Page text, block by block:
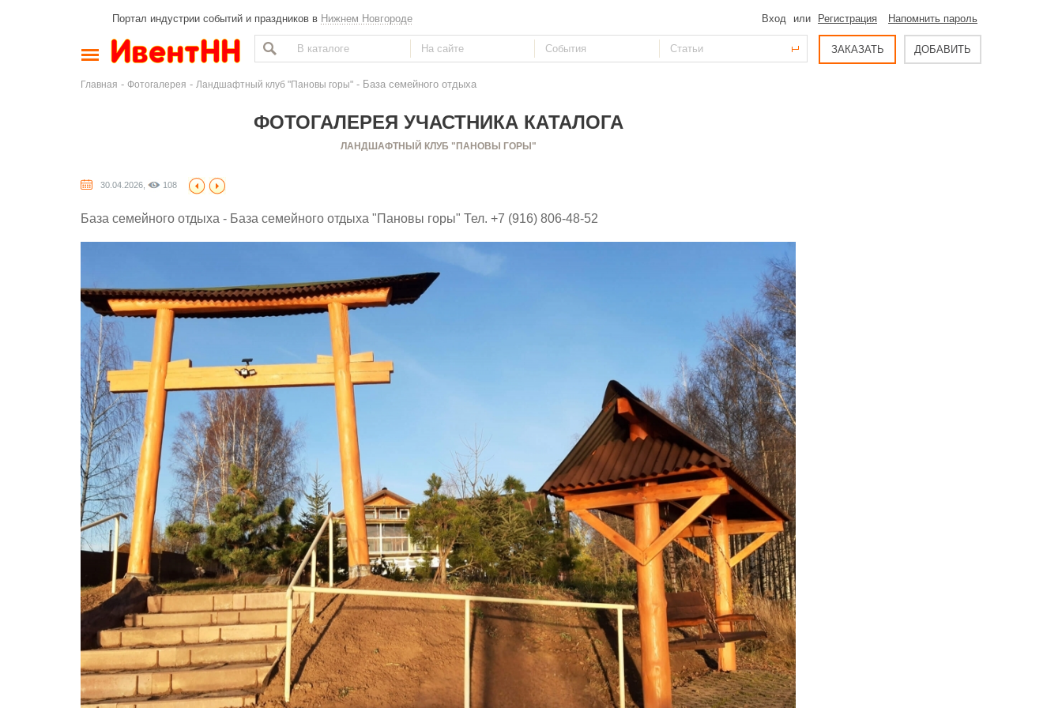
Портал индустрии событий и праздников в Нижнем Новгороде Вход или Регистрация Напомнить пароль
ЗАКАЗАТЬ ДОБАВИТЬ
Главная - Фотогалерея - Ландшафтный клуб "Пановы горы" - База семейного отдыха
ФОТОГАЛЕРЕЯ УЧАСТНИКА КАТАЛОГА
ЛАНДШАФТНЫЙ КЛУБ "ПАНОВЫ ГОРЫ"
30.04.2026, 108
База семейного отдыха - База семейного отдыха "Пановы горы" Тел. +7 (916) 806-48-52